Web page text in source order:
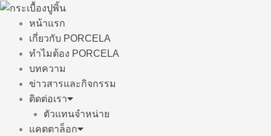
Skip
content
หน้าแรก
เกี่ยวกับ PORCELA
ทำไมต้อง PORCELA
บทความ
ข่าวสารและกิจกรรม
ติดต่อเรา
ตัวแทนจำหน่าย
แคตตาล็อก